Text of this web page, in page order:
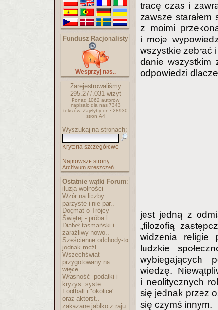
Fundusz Racjonalisty
Wesprzyj nas..
Zarejestrowaliśmy
295.277.031wizyt
Ponad 1062 autorów
napisało dla nas 7343
tekstów. Zajęłyby one 28930
stron A4
Wyszukaj na stronach:
Kryteria szczegółowe
Najnowsze strony..
Archiwum streszczeń..
Ostatnie wątki Forum:
iluzja wolności
Wzór na liczby
parzyste i nie par..
Dogmat o Trójcy
Świętej - próba l..
Diabeł tasmański i
zaraźliwy nowo..
Sześcienne odchody-to
jednak możl..
Wszechświat
przygotowany na
więce..
Własność, podatki i
kryzys: syste..
Football i "okolice"
oraz aktorst..
zakazane jabłko z raju
tracę czas i
zawsze starałem
z moimi
i moje
wszystkie zebrać i
danie wszystkim
odpowiedzi
jest jedną z
„filozofią
widzenia religie
ludzkie
wybiegających
wiedzę.
i neolitycznych
się jednak przez
się czymś innym.